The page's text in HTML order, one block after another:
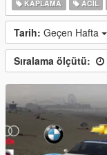
KAPLAMA ACIL
Tarih: Geçen Hafta
Sıralama ölçütü: